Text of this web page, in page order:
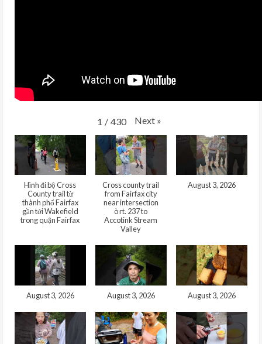
1 / 430 Next »
Hình đi bộ Cross
County trail từ
thành phố Fairfax
gần tới Wakefield
trong quận Fairfax
Cross county trail
from Fairfax city
near intersection
ò rt. 237 to
Accotink Stream
Valley
August 3, 2026
August 3, 2026 August 3, 2026 August 3, 2026